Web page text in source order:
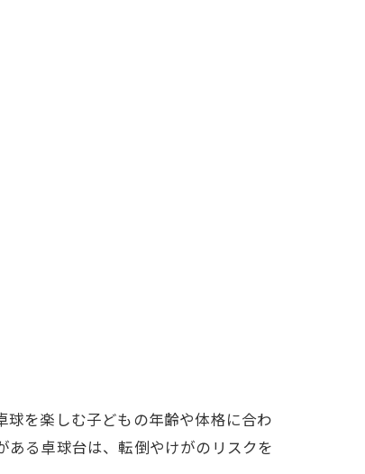
を楽しむ子どもの年齢や体格に合わ
る卓球台は、転倒やけがのリスクを